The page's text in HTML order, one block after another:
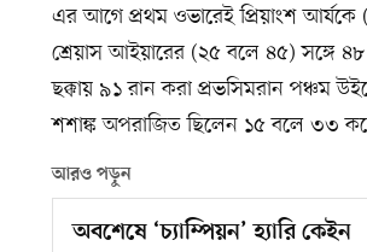
এর আগে প্রথম ওভারেই প্রিয়াংশ
শ্রেয়াস আইয়ারের (২৫ বলে ৪৫) সঙ্গে
ছক্কায় ৯১ রান করা প্রভসিমরান পঞ্চম
শশাঙ্ক অপরাজিত ছিলেন ১৫ বলে ৩৩
আরও পড়ুন
অবশেষে ‘চ্যাম্পিয়ন’ হ্যারি কেইন